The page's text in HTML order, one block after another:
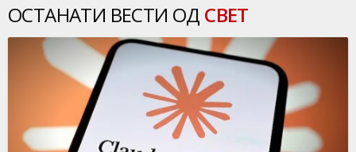
ОСТАНАТИ ВЕСТИ ОД СВЕТ